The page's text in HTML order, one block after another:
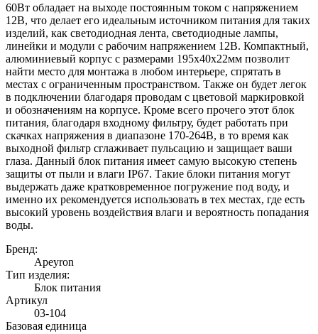
60Вт обладает на выходе постоянным током с напряжением
12В, что делает его идеальным источником питания для таких
изделий, как светодиодная лента, светодиодные лампы,
линейки и модули с рабочим напряжением 12В. Компактный,
алюминиевый корпус с размерами 195х40х22мм позволит
найти место для монтажа в любом интерьере, спрятать в
местах с ограниченным пространством. Также он будет легок
в подключении благодаря проводам с цветовой маркировкой
и обозначениям на корпусе. Кроме всего прочего этот блок
питания, благодаря входному фильтру, будет работать при
скачках напряжения в диапазоне 170-264В, в то время как
выходной фильтр сглаживает пульсацию и защищает ваши
глаза. Данный блок питания имеет самую высокую степень
защиты от пыли и влаги IP67. Такие блоки питания могут
выдержать даже кратковременное погружение под воду, и
именно их рекомендуется использовать в тех местах, где есть
высокий уровень воздействия влаги и вероятность попадания
воды.
Бренд:
Apeyron
Тип изделия:
Блок питания
Артикул
03-104
Базовая единица